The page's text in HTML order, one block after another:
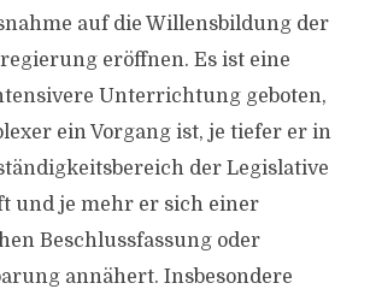
auf die Willensbildung der
eröffnen. Es ist eine
Unterrichtung geboten,
ein Vorgang ist, je tiefer er in
der Legislative
und je mehr er sich einer
Beschlussfassung oder
annähert. Insbesondere